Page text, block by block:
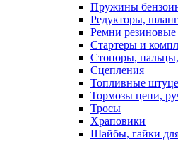
Пружины
Редукторы,
Ремни
Стартеры и
Стопоры, пальцы,
Сцепления
Топливные
Тормозы цепи,
Тросы
Храповики
Шайбы, гайки